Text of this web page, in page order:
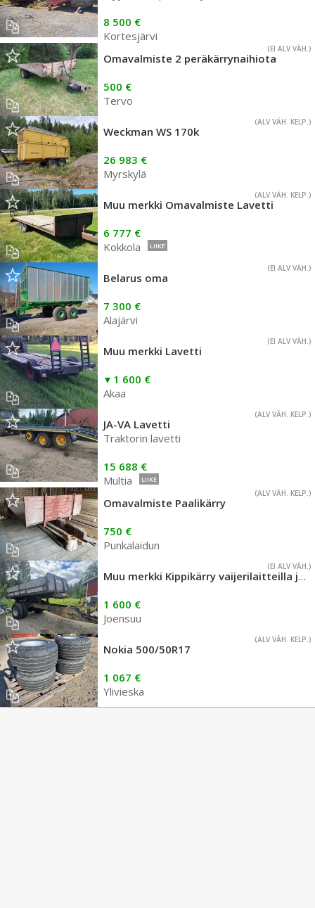
8 500 €
Kortesjärvi
(EI ALV VÄH.)
Omavalmiste 2 peräkärrynaihiota
500 €
Tervo
(ALV VÄH. KELP.)
Weckman WS 170k
26 983 €
Myrskylä
(ALV VÄH. KELP.)
Muu merkki Omavalmiste Lavetti
6 777 €
Kokkola
LIIKE
(EI ALV VÄH.)
Belarus oma
7 300 €
Alajärvi
(EI ALV VÄH.)
Muu merkki Lavetti
1 600 €
Akaa
(ALV VÄH. KELP.)
JA-VA Lavetti
Traktorin lavetti
15 688 €
Multia
LIIKE
(ALV VÄH. KELP.)
Omavalmiste Paalikärry
750 €
Punkalaidun
(EI ALV VÄH.)
Muu merkki Kippikärry vaijerilaitteilla ja vaihdelaatikolla
1 600 €
Joensuu
(ALV VÄH. KELP.)
Nokia 500/50R17
1 067 €
Ylivieska